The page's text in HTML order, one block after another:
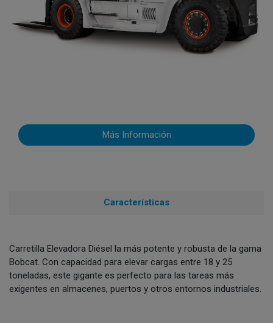
Más Información
Características
Carretilla Elevadora Diésel la más potente y robusta de la gama
Bobcat. Con capacidad para elevar cargas entre 18 y 25
toneladas, este gigante es perfecto para las tareas más
exigentes en almacenes, puertos y otros entornos industriales.